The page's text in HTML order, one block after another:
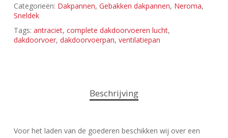
Categorieën: Dakpannen, Gebakken dakpannen, Neroma,
Sneldek
Tags: antraciet, complete dakdoorvoeren lucht,
dakdoorvoer, dakdoorvoerpan, ventilatiepan
Beschrijving
Voor het laden van de goederen beschikken wij over een